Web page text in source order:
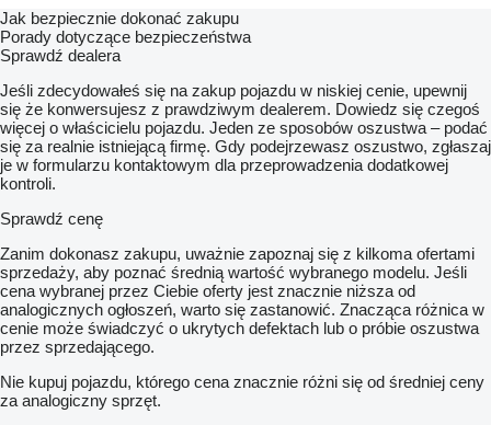
Jak bezpiecznie dokonać zakupu
Porady dotyczące bezpieczeństwa
Sprawdź dealera
Jeśli zdecydowałeś się na zakup pojazdu w niskiej cenie, upewnij
się że konwersujesz z prawdziwym dealerem. Dowiedz się czegoś
więcej o właścicielu pojazdu. Jeden ze sposobów oszustwa – podać
się za realnie istniejącą firmę. Gdy podejrzewasz oszustwo, zgłaszaj
je w formularzu kontaktowym dla przeprowadzenia dodatkowej
kontroli.
Sprawdź cenę
Zanim dokonasz zakupu, uważnie zapoznaj się z kilkoma ofertami
sprzedaży, aby poznać średnią wartość wybranego modelu. Jeśli
cena wybranej przez Ciebie oferty jest znacznie niższa od
analogicznych ogłoszeń, warto się zastanowić. Znacząca różnica w
cenie może świadczyć o ukrytych defektach lub o próbie oszustwa
przez sprzedającego.
Nie kupuj pojazdu, którego cena znacznie różni się od średniej ceny
za analogiczny sprzęt.